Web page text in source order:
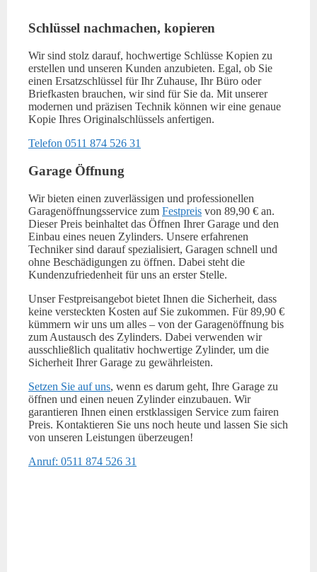
Schlüssel nachmachen, kopieren
Wir sind stolz darauf, hochwertige Schlüsse Kopien zu
erstellen und unseren Kunden anzubieten. Egal, ob Sie
einen Ersatzschlüssel für Ihr Zuhause, Ihr Büro oder
Briefkasten brauchen, wir sind für Sie da. Mit unserer
modernen und präzisen Technik können wir eine genaue
Kopie Ihres Originalschlüssels anfertigen.
Telefon 0511 874 526 31
Garage Öffnung
Wir bieten einen zuverlässigen und professionellen
Garagenöffnungsservice zum Festpreis von 89,90 € an.
Dieser Preis beinhaltet das Öffnen Ihrer Garage und den
Einbau eines neuen Zylinders. Unsere erfahrenen
Techniker sind darauf spezialisiert, Garagen schnell und
ohne Beschädigungen zu öffnen. Dabei steht die
Kundenzufriedenheit für uns an erster Stelle.
Unser Festpreisangebot bietet Ihnen die Sicherheit, dass
keine versteckten Kosten auf Sie zukommen. Für 89,90 €
kümmern wir uns um alles – von der Garagenöffnung bis
zum Austausch des Zylinders. Dabei verwenden wir
ausschließlich qualitativ hochwertige Zylinder, um die
Sicherheit Ihrer Garage zu gewährleisten.
Setzen Sie auf uns, wenn es darum geht, Ihre Garage zu
öffnen und einen neuen Zylinder einzubauen. Wir
garantieren Ihnen einen erstklassigen Service zum fairen
Preis. Kontaktieren Sie uns noch heute und lassen Sie sich
von unseren Leistungen überzeugen!
Anruf: 0511 874 526 31